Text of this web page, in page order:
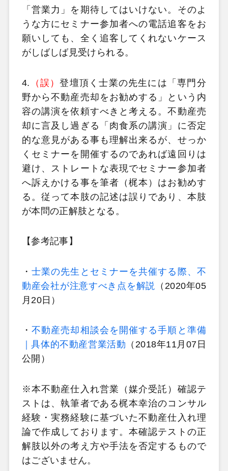
「営業力」を期待してはいけない。そのよ
うな方にセミナー参加者への電話追客をお
願いしても、全く追客してくれないケース
がしばしば見受けられる。
4. （誤）登壇頂く士業の先生には「専門分
野から不動産売却をお勧めする」という内
容の講演を依頼すべきと考える。不動産売
却に言及し過ぎる「肉食系の講演」に否定
的な意見がある事も理解出来るが、せっか
くセミナーを開催するのであれば遠回りは
避け、ストレートな表現でセミナー参加者
へ訴えかける事を筆者（梶本）はお勧めす
る。従って本肢の記述は誤りであり、本肢
が本問の正解肢となる。
【参考記事】
・士業の先生とセミナーを共催する際、不
動産会社が注意すべき点を解説
（2020年05
月20日）
・不動産売却相談会を開催する手順と準備
｜具体的不動産営業活動 （2018年11月07日
公開）
※本不動産仕入れ営業（媒介受託）確認テ
ストは、執筆者である梶本幸治のコンサル
経験・実務経験に基づいた不動産仕入れ理
論で作成しております。本確認テストの正
解肢以外の考え方や手法を否定するもので
はございません。